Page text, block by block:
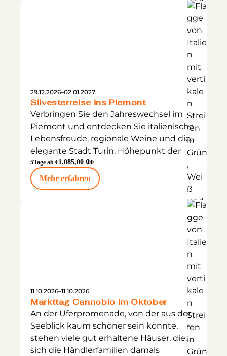
29.12.2026–02.01.2027
Silvesterreise ins Piemont
Verbringen Sie den Jahreswechsel im
Piemont und entdecken Sie italienische
Lebensfreude, regionale Weine und die
elegante Stadt Turin. Höhepunkt der
Reise ist die festliche Silvesterfeier im
Hotel mit musikalischer Unterhaltung.
5Tage ab €1.085,00 €,00
Mehr erfahren
11.10.2026–11.10.2026
Markttag Cannobio im Oktober
An der Uferpromenade, von der aus der
Seeblick kaum schöner sein könnte,
stehen viele gut erhaltene Häuser, die
sich die Händlerfamilien damals